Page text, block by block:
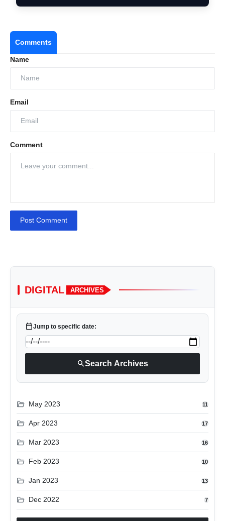
Comments
Name
Email
Comment
Post Comment
DIGITAL ARCHIVES
calendar_todayJump to specific date:
searchSearch Archives
folder_open May 2023 11
folder_open Apr 2023 17
folder_open Mar 2023 16
folder_open Feb 2023 10
folder_open Jan 2023 13
folder_open Dec 2022 7